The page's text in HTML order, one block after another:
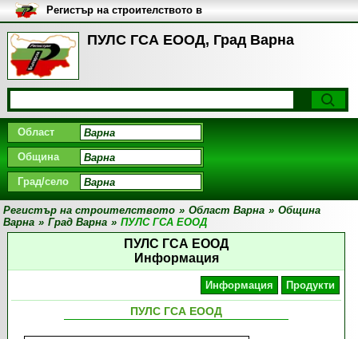
ПУЛС ГСА ЕООД, Град Варна
Регистър на строителството в
България
Област
Община
Град/село
Регистър на строителството » Област Варна » Община
Варна » Град Варна » ПУЛС ГСА ЕООД
ПУЛС ГСА ЕООД
Информация
Информация Продукти
ПУЛС ГСА ЕООД